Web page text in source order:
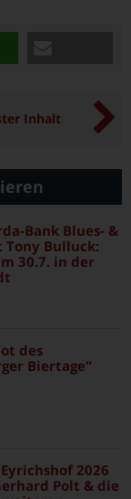
Inhalt
Bank Blues- &
Bulluck:
30.7. in der
des
Biertage“
2026
Polt & die